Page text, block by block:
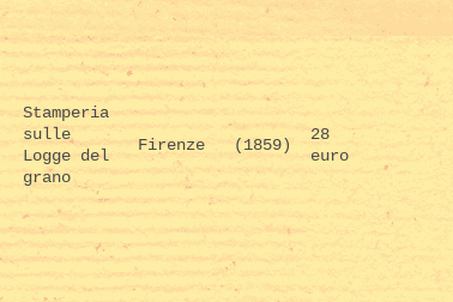
Stamperia
sulle
Logge del
grano
Firenze (1859)
28
euro